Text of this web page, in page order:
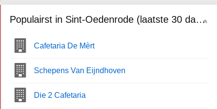
Populairst in Sint-Oedenrode (laatste 30 dagen)
Cafetaria De Mèrt
Schepens Van Eijndhoven
Die 2 Cafetaria